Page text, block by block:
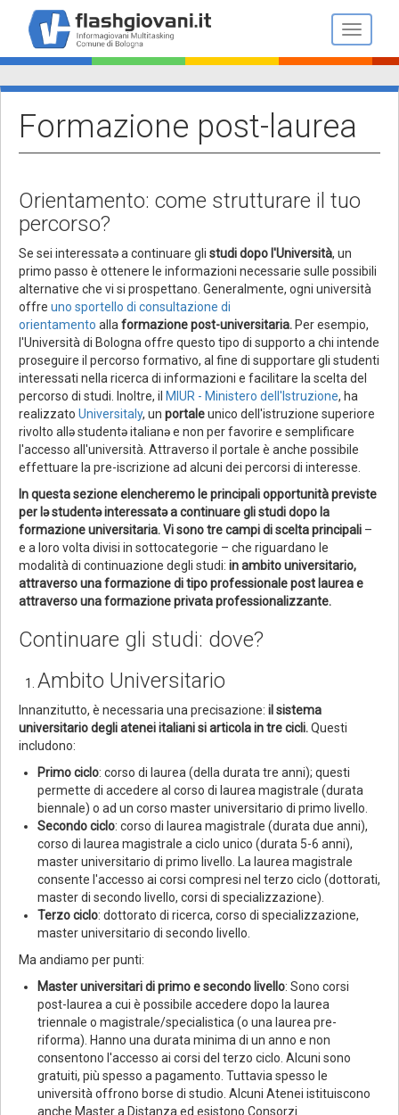
contenuto
principale
Toggle
Formazione post-laurea
Orientamento: come strutturare il tuo
percorso?
Se sei interessatə a continuare gli studi dopo l'Università, un
primo passo è ottenere le informazioni necessarie sulle possibili
alternative che vi si prospettano. Generalmente, ogni università
offre uno sportello di consultazione di
orientamento allaformazione post-universitaria. Per esempio,
l'Università di Bologna offre questo tipo di supporto a chi intende
proseguire il percorso formativo, al fine di supportare gli studenti
interessati nella ricerca di informazioni e facilitare la scelta del
percorso di studi. Inoltre, il MIUR - Ministero dell'Istruzione, ha
realizzato Universitaly, un portaleunico dell'istruzione superiore
rivolto allə studentə italianə e non per favorire e semplificare
l'accesso all'università. Attraverso il portale è anche possibile
effettuare la pre-iscrizione ad alcuni dei percorsi di interesse.
In questa sezione elencheremo le principali opportunità previste
per lə studentə interessatə a continuare gli studi dopo la
formazione universitaria. Vi sono tre campi di scelta principali –
e a loro volta divisi in sottocategorie – che riguardano le
modalità di continuazione degli studi: in ambito universitario,
attraverso una formazione di tipo professionale post laurea e
attraverso una formazione privata professionalizzante.
Continuare gli studi: dove?
Ambito Universitario
Innanzitutto, è necessaria una precisazione: il sistema
universitario degli atenei italiani si articola in tre cicli.Questi
includono:
Primo ciclo: corso di laurea (della durata tre anni); questi
permette di accedere al corso di laurea magistrale (durata
biennale) o ad un corso master universitario di primo livello.
Secondo ciclo: corso di laurea magistrale (durata due anni),
corso di laurea magistrale a ciclo unico (durata 5-6 anni),
master universitario di primo livello. La laurea magistrale
consente l'accesso ai corsi compresi nel terzo ciclo (dottorati,
master di secondo livello, corsi di specializzazione).
Terzo ciclo: dottorato di ricerca, corso di specializzazione,
master universitario di secondo livello.
Ma andiamo per punti:
Master universitari di primo e secondo livello: Sono corsi
post-laurea a cui è possibile accedere dopo la laurea
triennale o magistrale/specialistica (o una laurea pre-
riforma). Hanno una durata minima di un anno e non
consentono l'accesso ai corsi del terzo ciclo. Alcuni sono
gratuiti, più spesso a pagamento. Tuttavia spesso le
università offrono borse di studio. Alcuni Atenei istituiscono
anche Master a Distanza ed esistono Consorzi